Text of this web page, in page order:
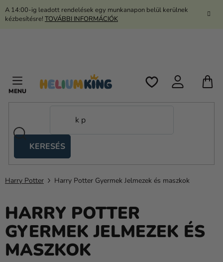
Ugrás
A 14:00-ig leadott rendelések egy munkanapon belül kerülnek
kézbesítésre! TOVÁBBI INFORMÁCIÓK
KERESÉS
sátrak
Kanekalon
Hélium
és
Lufik
Esküvő
Harry Potter Harry Potter Gyermek Jelmezek és maszkok
HARRY POTTER
GYERMEK JELMEZEK ÉS
MASZKOK